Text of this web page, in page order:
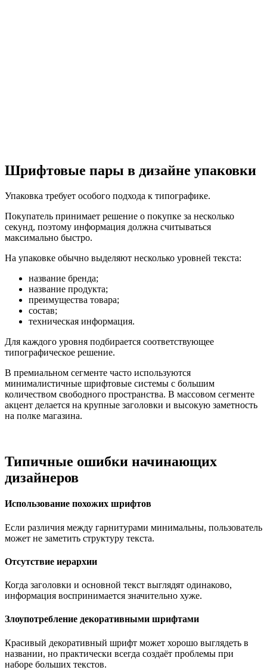
Шрифтовые пары в дизайне упаковки
Упаковка требует особого подхода к типографике.
Покупатель принимает решение о покупке за несколько
секунд, поэтому информация должна считываться
максимально быстро.
На упаковке обычно выделяют несколько уровней текста:
название бренда;
название продукта;
преимущества товара;
состав;
техническая информация.
Для каждого уровня подбирается соответствующее
типографическое решение.
В премиальном сегменте часто используются
минималистичные шрифтовые системы с большим
количеством свободного пространства. В массовом сегменте
акцент делается на крупные заголовки и высокую заметность
на полке магазина.
Типичные ошибки начинающих
дизайнеров
Использование похожих шрифтов
Если различия между гарнитурами минимальны, пользователь
может не заметить структуру текста.
Отсутствие иерархии
Когда заголовки и основной текст выглядят одинаково,
информация воспринимается значительно хуже.
Злоупотребление декоративными шрифтами
Красивый декоративный шрифт может хорошо выглядеть в
названии, но практически всегда создаёт проблемы при
наборе больших текстов.